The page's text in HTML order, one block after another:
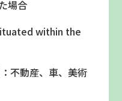
場合
within the
不動産、車、美術